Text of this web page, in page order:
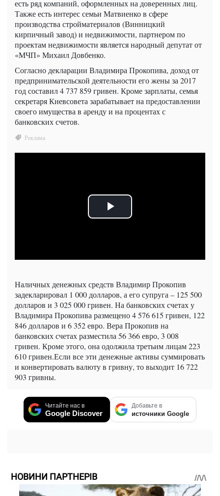
есть ряд компаний, оформленных на доверенных лиц.
Также есть интерес семьи Матвиенко в сфере
производства стройматериалов (Винницкий
кирпичный завод) и недвижимости, партнером по
проектам недвижимости является народный депутат от
«МЧП» Михаил Довбенко.
Согласно декларации Владимира Прокопива, доход от
предпринимательской деятельности его жены за 2017
год составил 4 737 859 гривен. Кроме зарплаты, семья
секретаря Киевсовета зарабатывает на предоставлении
своего имущества в аренду и на процентах с
банковских счетов.
Наличных денежных средств Владимир Прокопив
задекларировал 1 000 долларов, а его супруга – 125 500
долларов и 3 025 000 гривен. На банковских счетах у
Владимира Прокопива размещено 4 576 615 гривен, 122
846 долларов и 6 352 евро. Вера Прокопив на
банковских счетах разместила 56 366 евро, 3 008
гривен. Кроме этого, она одолжила третьим лицам 223
610 гривен.Если все эти денежные активы суммировать
и конвертировать валюту в гривну, то выходит 16 722
903 гривны.
Читайте нас в
Google Discover
Добавьте в
источники Google
НОВИНИ ПАРТНЕРІВ